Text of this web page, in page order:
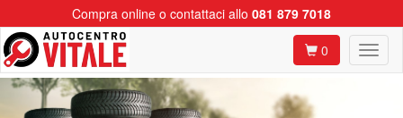
Compra online o contattaci allo 081 879 7018
0